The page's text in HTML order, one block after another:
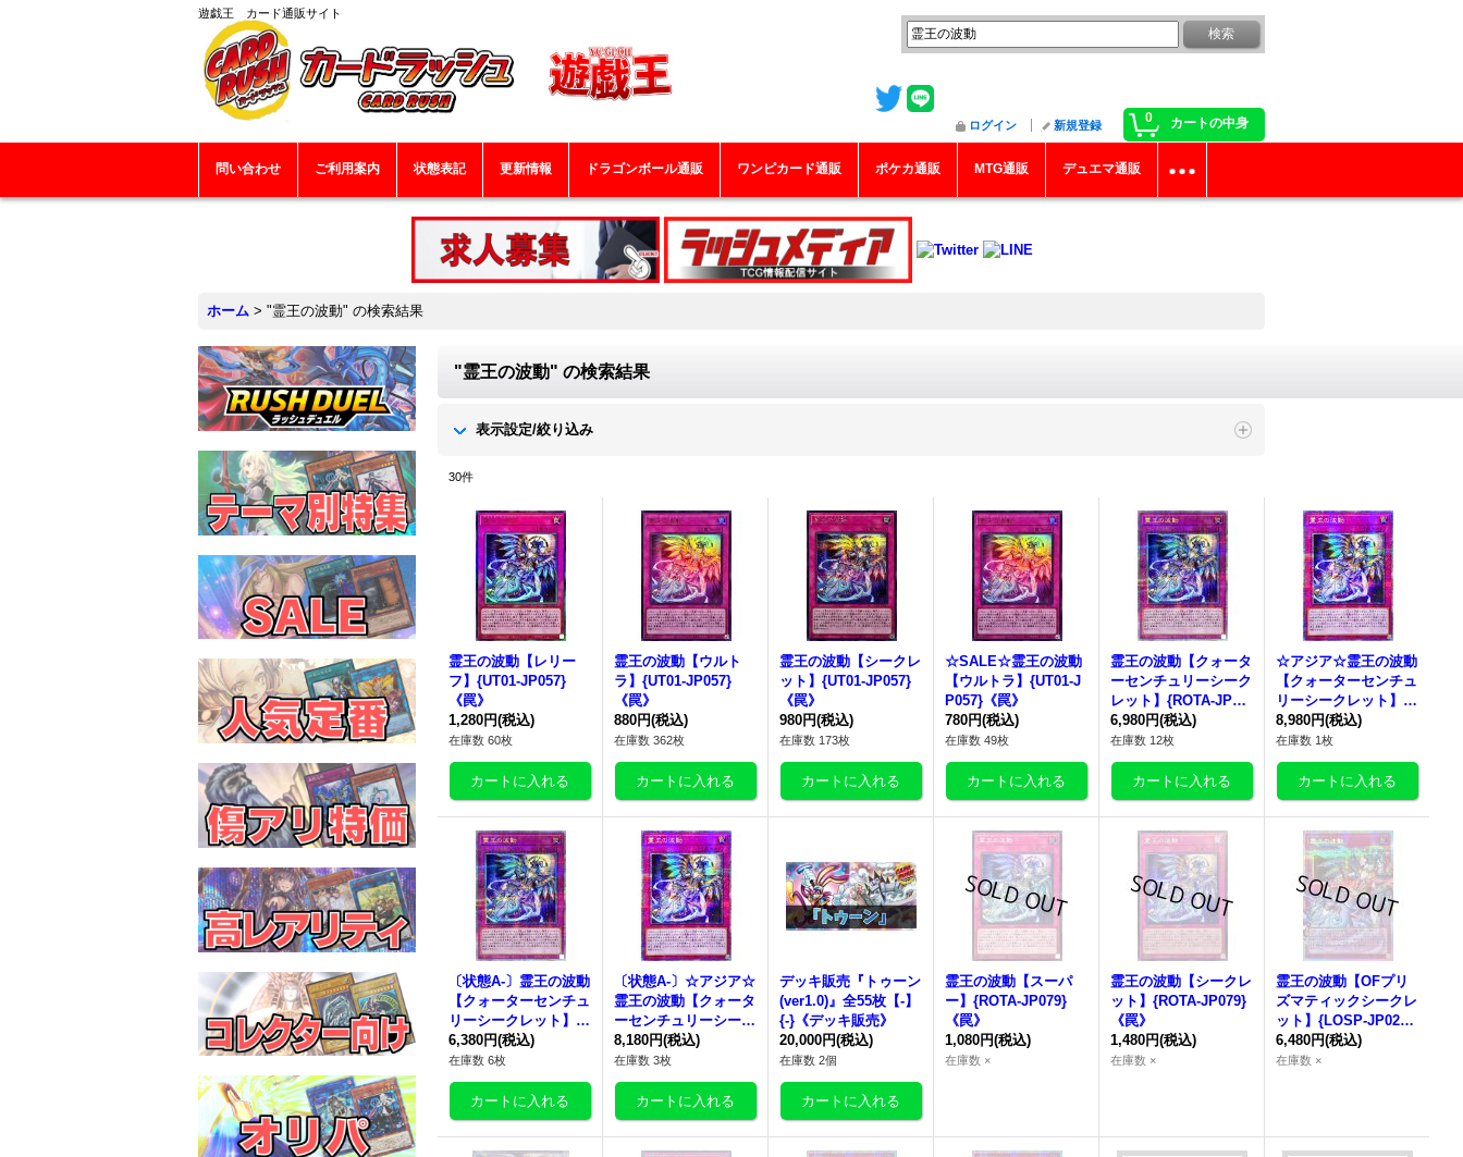
遊戯王 カード通販サイト
0 カートの中身
ログイン 新規登録
問い合わせ ご利用案内 状態表記 更新情報 ドラゴンボール通販 ワンピカード通販 ポケカ通販 MTG通販 デュエマ通販
ホーム > "霊王の波動" の検索結果
"霊王の波動" の検索結果
表示設定/絞り込み
30件
霊王の波動 【レリー
フ】{UT01-JP057}
《罠》
1,280円(税込)
在庫数 60枚
霊王の波動 【ウルト
ラ】{UT01-JP057}
《罠》
880円(税込)
在庫数 362枚
霊王の波動 【シークレ
ット】{UT01-JP057}
《罠》
980円(税込)
在庫数 173枚
☆SALE☆霊王の波動
【ウルトラ】{UT01-J
P057}《罠》
780円(税込)
在庫数 49枚
霊王の波動 【クォータ
ーセンチュリーシーク
レット】{ROTA-JP07
9}《罠》
6,980円(税込)
在庫数 12枚
☆アジア☆霊王の波動
【クォーターセンチュ
リーシークレット】
{アジアROTA-JP079}
《罠》
8,980円(税込)
在庫数 1枚
〔状態A-〕 霊王の波動
【クォーターセンチュ
リーシークレット】{R
OTA-JP079}《罠》
6,380円(税込)
在庫数 6枚
〔状態A-〕☆アジア☆
霊王の波動 【クォータ
ーセンチュリーシーク
レット】{アジアROTA
-JP079}《罠》
8,180円(税込)
在庫数 3枚
デッキ販売『トゥーン
(ver1.0)』全55枚【-】
{-}《デッキ販売》
20,000円(税込)
在庫数 2個
霊王の波動 【スーパ
ー】{ROTA-JP079}
《罠》
1,080円(税込)
在庫数 ×
霊王の波動 【シークレ
ット】{ROTA-JP079}
《罠》
1,480円(税込)
在庫数 ×
霊王の波動 【OFプリ
ズマティックシークレ
ット】{LOSP-JP020}
《罠》
6,480円(税込)
在庫数 ×